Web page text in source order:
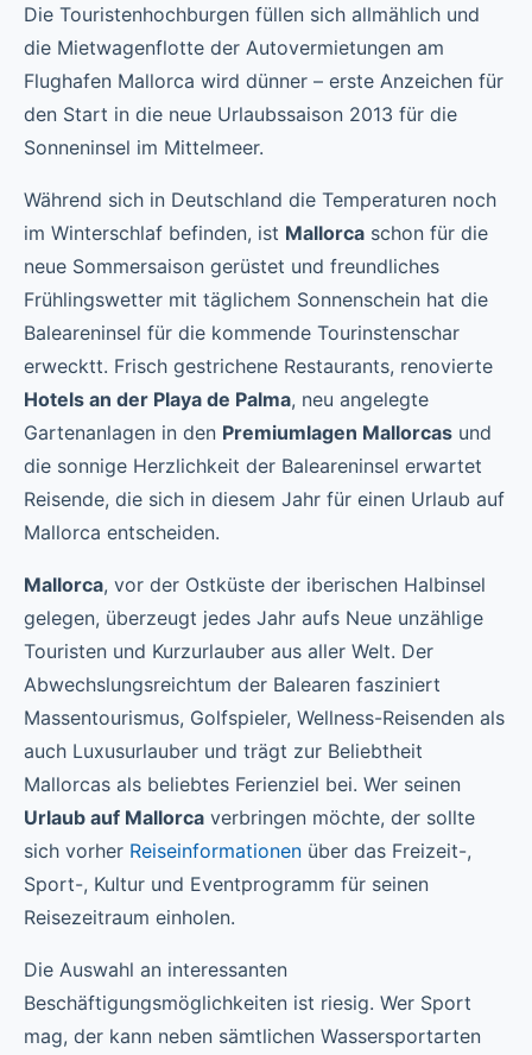
Die Touristenhochburgen füllen sich allmählich und
die Mietwagenflotte der Autovermietungen am
Flughafen Mallorca wird dünner – erste Anzeichen für
den Start in die neue Urlaubssaison 2013 für die
Sonneninsel im Mittelmeer.
Während sich in Deutschland die Temperaturen noch
im Winterschlaf befinden, ist Mallorca schon für die
neue Sommersaison gerüstet und freundliches
Frühlingswetter mit täglichem Sonnenschein hat die
Baleareninsel für die kommende Tourinstenschar
erwecktt. Frisch gestrichene Restaurants, renovierte
Hotels an der Playa de Palma, neu angelegte
Gartenanlagen in den Premiumlagen Mallorcas und
die sonnige Herzlichkeit der Baleareninsel erwartet
Reisende, die sich in diesem Jahr für einen Urlaub auf
Mallorca entscheiden.
Mallorca, vor der Ostküste der iberischen Halbinsel
gelegen, überzeugt jedes Jahr aufs Neue unzählige
Touristen und Kurzurlauber aus aller Welt. Der
Abwechslungsreichtum der Balearen fasziniert
Massentourismus, Golfspieler, Wellness-Reisenden als
auch Luxusurlauber und trägt zur Beliebtheit
Mallorcas als beliebtes Ferienziel bei. Wer seinen
Urlaub auf Mallorca verbringen möchte, der sollte
sich vorher Reiseinformationen über das Freizeit-,
Sport-, Kultur und Eventprogramm für seinen
Reisezeitraum einholen.
Die Auswahl an interessanten
Beschäftigungsmöglichkeiten ist riesig. Wer Sport
mag, der kann neben sämtlichen Wassersportarten